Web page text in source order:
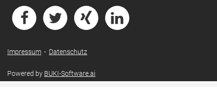
Impressum - Datenschutz
Powered by BUKI-Software.ai